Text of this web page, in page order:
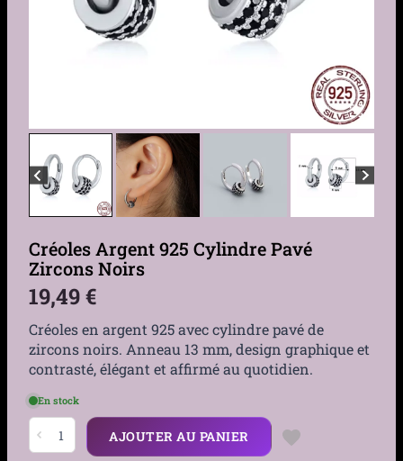
Créoles Argent 925 Cylindre Pavé
Zircons Noirs
19,49€
Créoles en argent 925 avec cylindre pavé de
zircons noirs. Anneau 13 mm, design graphique et
contrasté, élégant et affirmé au quotidien.
En stock
quantité
de
Créoles
AJOUTER AU PANIER